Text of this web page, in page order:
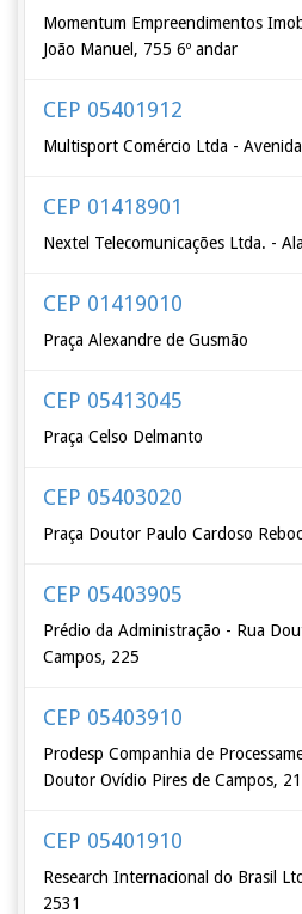
Momentum Empreendimentos
João Manuel, 755 6º andar
CEP 05401912
Multisport Comércio Ltda -
CEP 01418901
Nextel Telecomunicações Ltda. -
CEP 01419010
Praça Alexandre de Gusmão
CEP 05413045
Praça Celso Delmanto
CEP 05403020
Praça Doutor Paulo Cardoso
CEP 05403905
Prédio da Administração - Rua
Campos, 225
CEP 05403910
Prodesp Companhia de
Doutor Ovídio Pires de Campos,
CEP 05401910
Research Internacional do Brasil
2531